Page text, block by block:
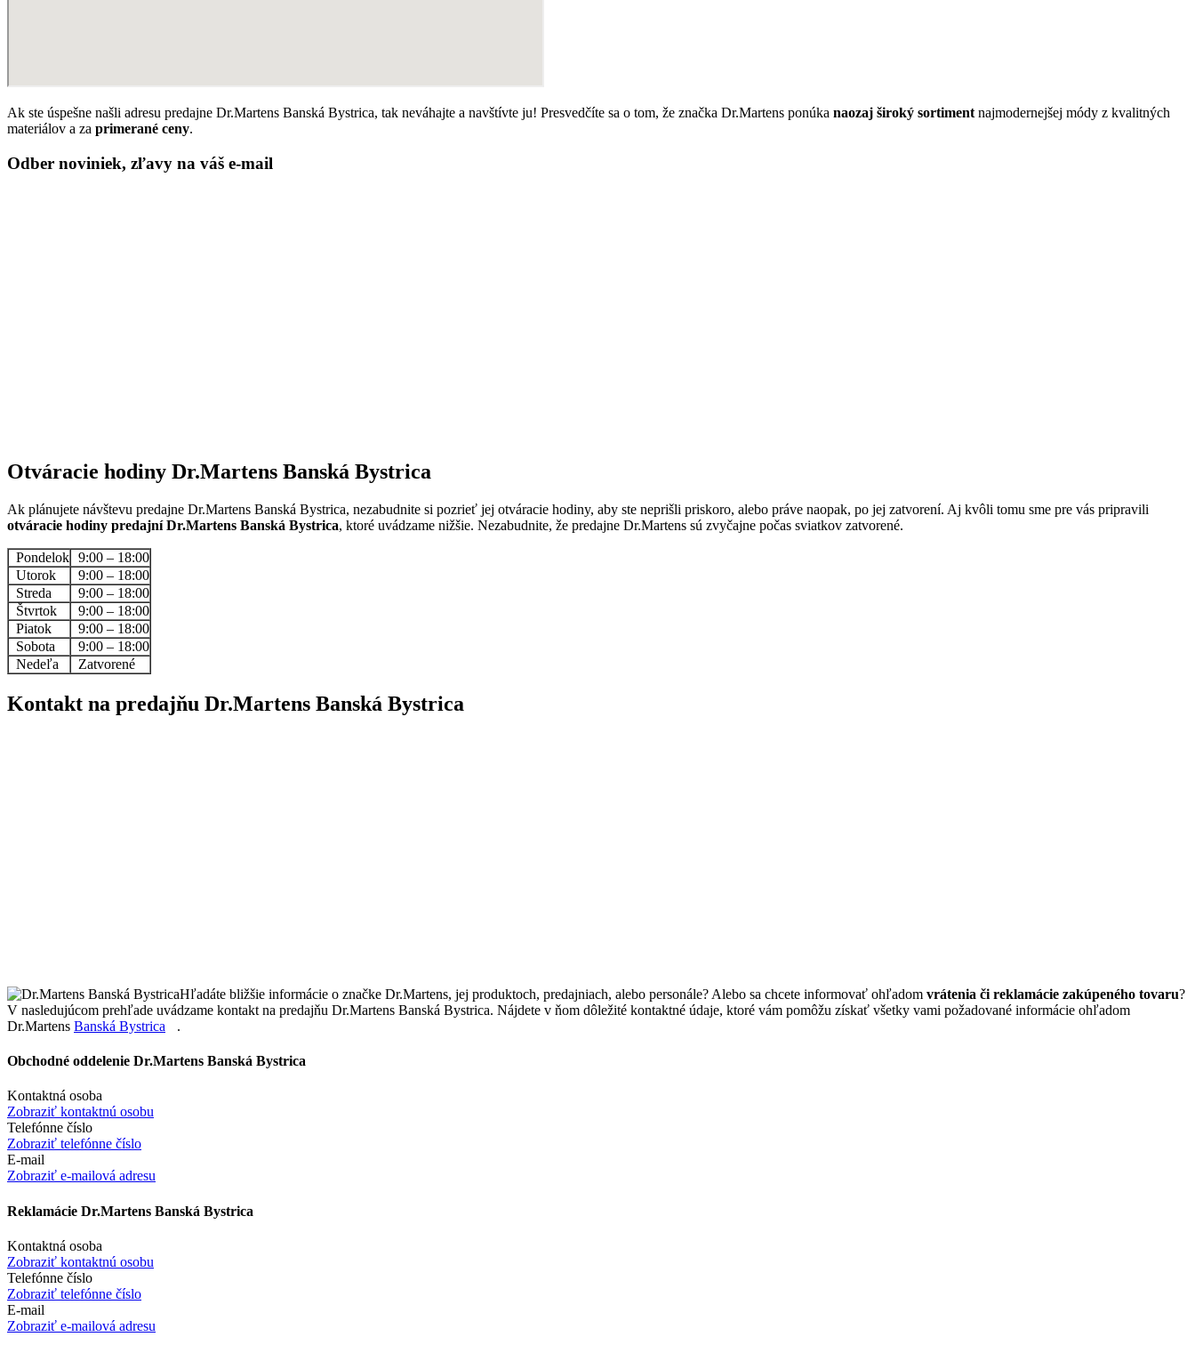
Ak ste úspešne našli adresu predajne Dr.Martens Banská Bystrica, tak neváhajte a navštívte ju! Presvedčíte sa o tom, že značka Dr.Martens ponúka naozaj široký sortiment najmodernejšej módy z kvalitných
materiálov a za primerané ceny.
Odber noviniek, zľavy na váš e-mail
Otváracie hodiny Dr.Martens Banská Bystrica
Ak plánujete návštevu predajne Dr.Martens Banská Bystrica, nezabudnite si pozrieť jej otváracie hodiny, aby ste neprišli priskoro, alebo práve naopak, po jej zatvorení. Aj kvôli tomu sme pre vás pripravili
otváracie hodiny predajní Dr.Martens Banská Bystrica, ktoré uvádzame nižšie. Nezabudnite, že predajne Dr.Martens sú zvyčajne počas sviatkov zatvorené.
Pondelok 9:00 – 18:00
Utorok
9:00 – 18:00
Streda
9:00 – 18:00
Štvrtok
9:00 – 18:00
Piatok
9:00 – 18:00
Sobota
9:00 – 18:00
Nedeľa
Zatvorené
Kontakt na predajňu Dr.Martens Banská Bystrica
Hľadáte bližšie informácie o značke Dr.Martens, jej produktoch, predajniach, alebo personále? Alebo sa chcete informovať ohľadom vrátenia či reklamácie zakúpeného tovaru?
V nasledujúcom prehľade uvádzame kontakt na predajňu Dr.Martens Banská Bystrica. Nájdete v ňom dôležité kontaktné údaje, ktoré vám pomôžu získať všetky vami požadované informácie ohľadom
Dr.Martens Banská Bystrica .
Obchodné oddelenie Dr.Martens Banská Bystrica
Kontaktná osoba
Zobraziť kontaktnú osobu
Telefónne číslo
Zobraziť telefónne číslo
E-mail
Zobraziť e-mailová adresu
Reklamácie Dr.Martens Banská Bystrica
Kontaktná osoba
Zobraziť kontaktnú osobu
Telefónne číslo
Zobraziť telefónne číslo
E-mail
Zobraziť e-mailová adresu